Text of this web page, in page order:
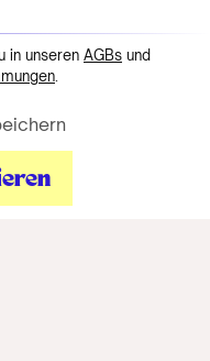
in unseren AGBs und